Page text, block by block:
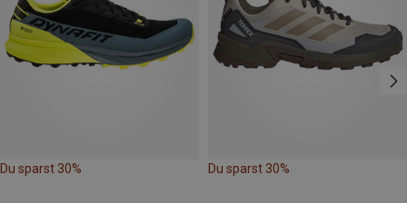
Du sparst 30% Du sparst 30%